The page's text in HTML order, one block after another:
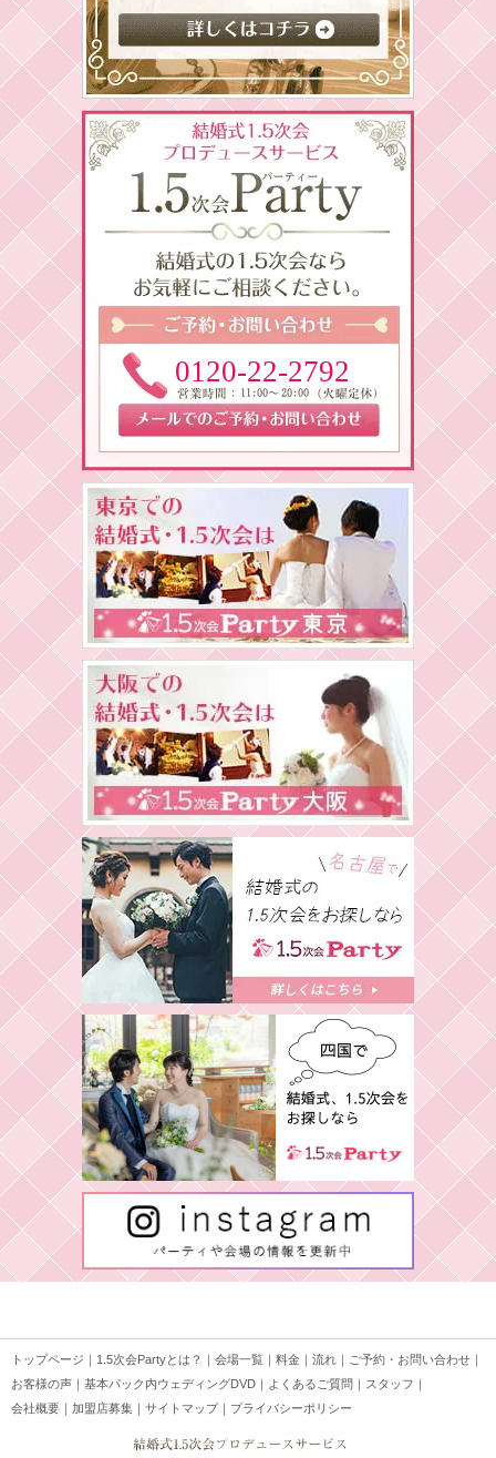
0120-22-2792
トップページ ｜ 1.5次会Partyとは？ ｜ 会場一覧 ｜ 料金 ｜ 流れ ｜ ご予約・お問い合わせ ｜
お客様の声 ｜ 基本パック内ウェディングDVD ｜ よくあるご質問 ｜ スタッフ ｜
会社概要 ｜ 加盟店募集 ｜ サイトマップ｜ プライバシーポリシー